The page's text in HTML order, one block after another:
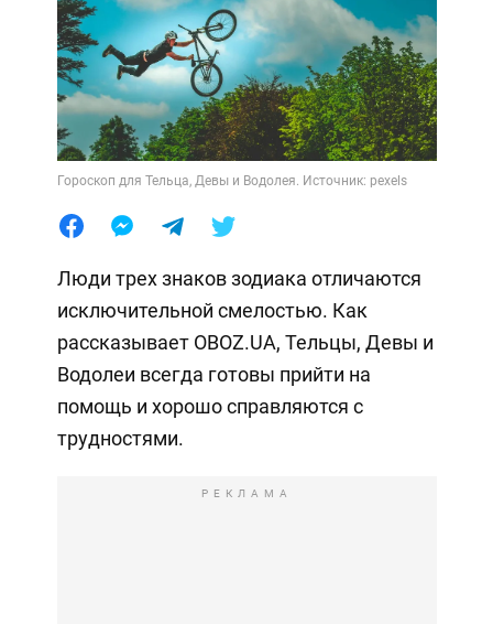
Гороскоп для Тельца, Девы и Водолея. Источник: pexels
Люди трех знаков зодиака отличаются
исключительной смелостью. Как
рассказывает OBOZ.UA, Тельцы, Девы и
Водолеи всегда готовы прийти на
помощь и хорошо справляются с
трудностями.
РЕКЛАМА